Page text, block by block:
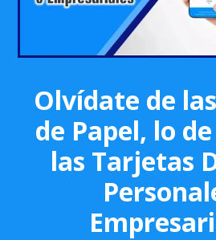
Olvídate de
de Papel, lo
las Tarjetas